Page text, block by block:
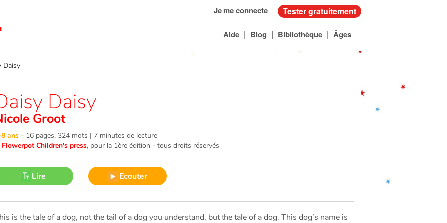
Je me connecte Tester gratuitement
Aide | Blog | Bibliothèque | Âges
Daisy
Daisy
Groot
ans - 16 pages, 324 mots | 7 minutes de lecture
Flowerpot Children's press, pour la 1ère édition - tous droits réservés
Lire Ecouter
is the tale of a dog, not the tail of a dog you understand, but the tale of a dog. This dog’s name is